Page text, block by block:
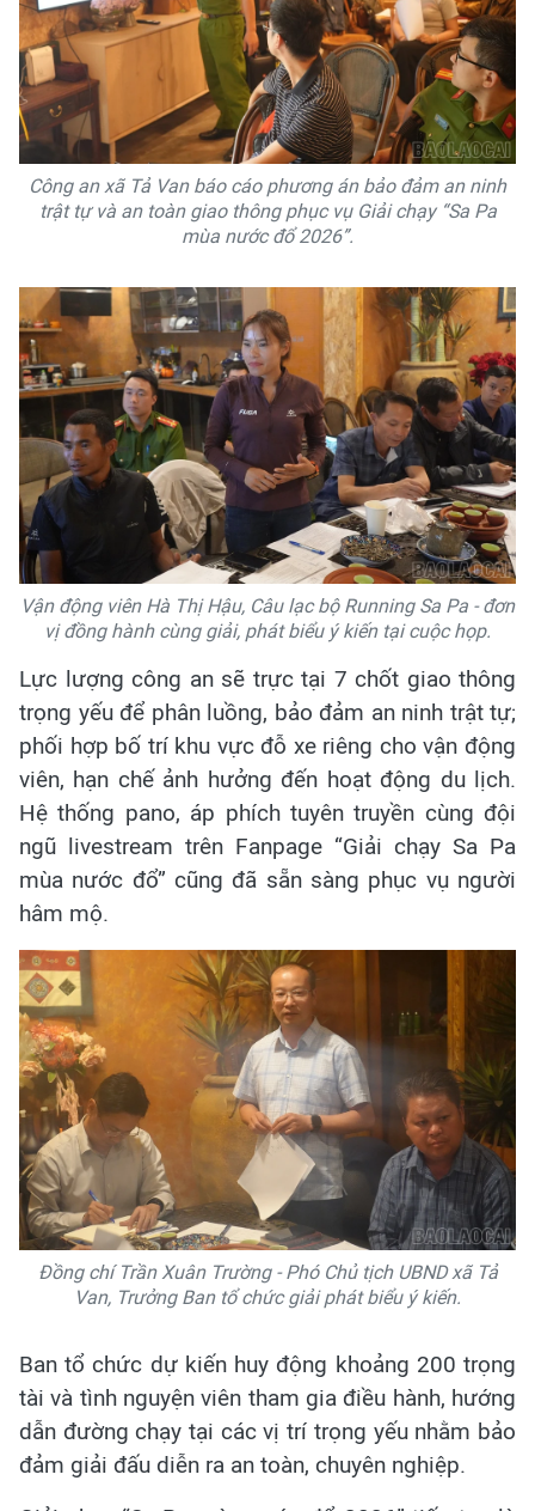
Công an xã Tả Van báo cáo phương án bảo đảm an ninh
trật tự và an toàn giao thông phục vụ Giải chạy “Sa Pa
mùa nước đổ 2026”.
Vận động viên Hà Thị Hậu, Câu lạc bộ Running Sa Pa - đơn
vị đồng hành cùng giải, phát biểu ý kiến tại cuộc họp.
Lực lượng công an sẽ trực tại 7 chốt giao thông
trọng yếu để phân luồng, bảo đảm an ninh trật tự;
phối hợp bố trí khu vực đỗ xe riêng cho vận động
viên, hạn chế ảnh hưởng đến hoạt động du lịch.
Hệ thống pano, áp phích tuyên truyền cùng đội
ngũ livestream trên Fanpage “Giải chạy Sa Pa
mùa nước đổ” cũng đã sẵn sàng phục vụ người
hâm mộ.
Đồng chí Trần Xuân Trường - Phó Chủ tịch UBND xã Tả
Van, Trưởng Ban tổ chức giải phát biểu ý kiến.
Ban tổ chức dự kiến huy động khoảng 200 trọng
tài và tình nguyện viên tham gia điều hành, hướng
dẫn đường chạy tại các vị trí trọng yếu nhằm bảo
đảm giải đấu diễn ra an toàn, chuyên nghiệp.